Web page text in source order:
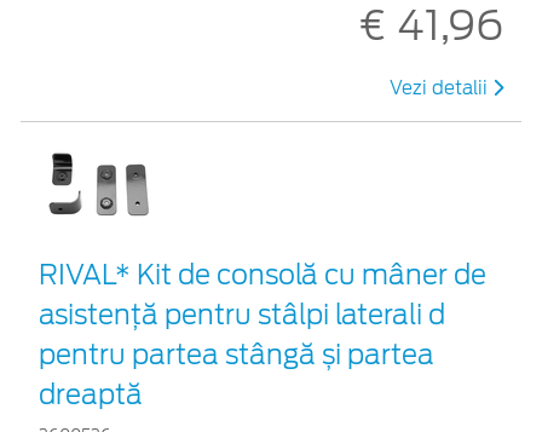
€ 41,96
Vezi detalii
RIVAL* Kit de consolă cu mâner de
asistență pentru stâlpi laterali d
pentru partea stângă și partea
dreaptă